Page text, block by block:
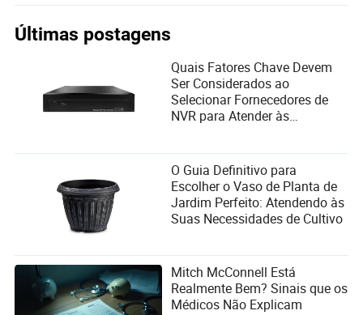
Últimas postagens
Quais Fatores Chave Devem
Ser Considerados ao
Selecionar Fornecedores de
NVR para Atender às
O Guia Definitivo para
Escolher o Vaso de Planta de
Jardim Perfeito: Atendendo às
Suas Necessidades de Cultivo
Mitch McConnell Está
Realmente Bem? Sinais que os
Médicos Não Explicam